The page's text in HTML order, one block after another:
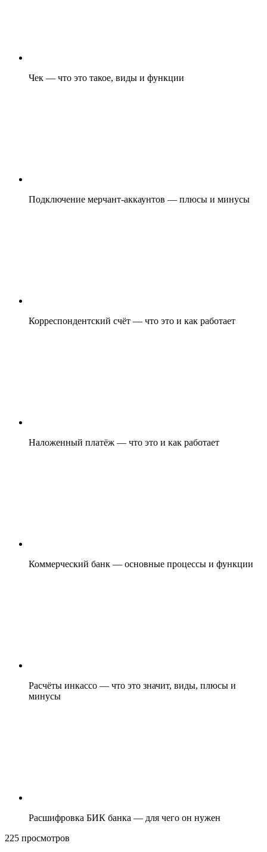
Чек — что это такое, виды и функции
Подключение мерчант-аккаунтов — плюсы и минусы
Корреспондентский счёт — что это и как работает
Наложенный платёж — что это и как работает
Коммерческий банк — основные процессы и функции
Расчёты инкассо — что это значит, виды, плюсы и
минусы
Расшифровка БИК банка — для чего он нужен
225 просмотров